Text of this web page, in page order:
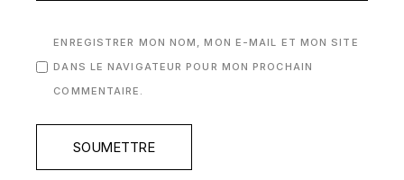
ENREGISTRER MON NOM, MON E-MAIL ET MON SITE
DANS LE NAVIGATEUR POUR MON PROCHAIN
COMMENTAIRE.
SOUMETTRE